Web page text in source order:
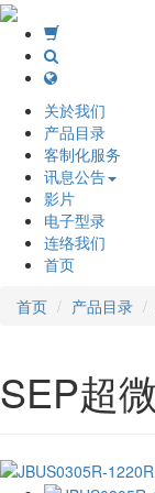
关於我们
产品目录
客制化服务
讯息公告
影片
电子型录
连络我们
首页
首页
产品目录
SEP超